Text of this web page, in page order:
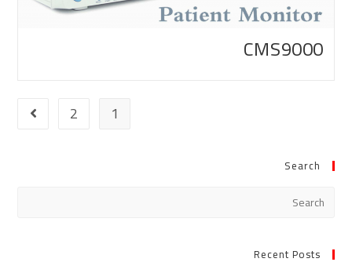
CMS9000
1
2
Search
Recent Posts